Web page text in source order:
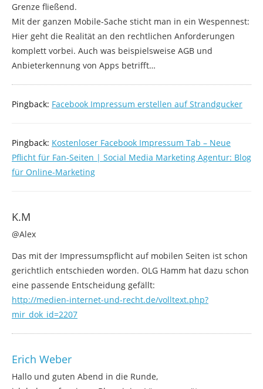
Grenze fließend.
Mit der ganzen Mobile-Sache sticht man in ein Wespennest:
Hier geht die Realität an den rechtlichen Anforderungen
komplett vorbei. Auch was beispielsweise AGB und
Anbieterkennung von Apps betrifft…
Pingback: Facebook Impressum erstellen auf Strandgucker
Pingback: Kostenloser Facebook Impressum Tab – Neue
Pflicht für Fan-Seiten | Social Media Marketing Agentur: Blog
für Online-Marketing
K.M
@Alex
Das mit der Impressumspflicht auf mobilen Seiten ist schon
gerichtlich entschieden worden. OLG Hamm hat dazu schon
eine passende Entscheidung gefällt:
http://medien-internet-und-recht.de/volltext.php?
mir_dok_id=2207
Erich Weber
Hallo und guten Abend in die Runde,